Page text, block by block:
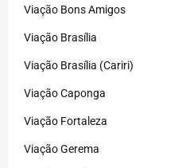
Viação Bons Amigos
Viação Brasília
Viação Brasília (Cariri)
Viação Caponga
Viação Fortaleza
Viação Gerema